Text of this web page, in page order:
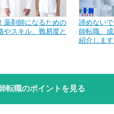
薬剤師になるための
やスキル、難易度と
諦めない
師転職、
紹介します
転職のポイントを見る